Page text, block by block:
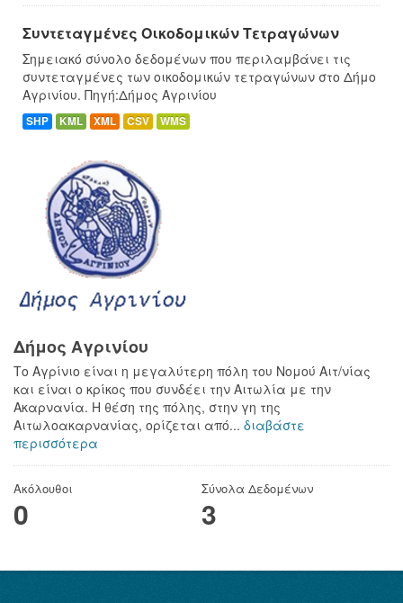
Συντεταγμένες Oικοδομικών Tετραγώνων
Σημειακό σύνολο δεδομένων που περιλαμβάνει τις
συντεταγμένες των οικοδομικών τετραγώνων στο Δήμο
Αγρινίου. Πηγή:Δήμος Αγρινίου
SHP KML XML CSV WMS
Δήμος Αγρινίου
Το Αγρίνιο είναι η μεγαλύτερη πόλη του Νομού Αιτ/νίας
και είναι ο κρίκος που συνδέει την Αιτωλία με την
Ακαρνανία. Η θέση της πόλης, στην γη της
Αιτωλοακαρνανίας, ορίζεται από... διαβάστε
περισσότερα
Ακόλουθοι
0
Σύνολα Δεδομένων
3